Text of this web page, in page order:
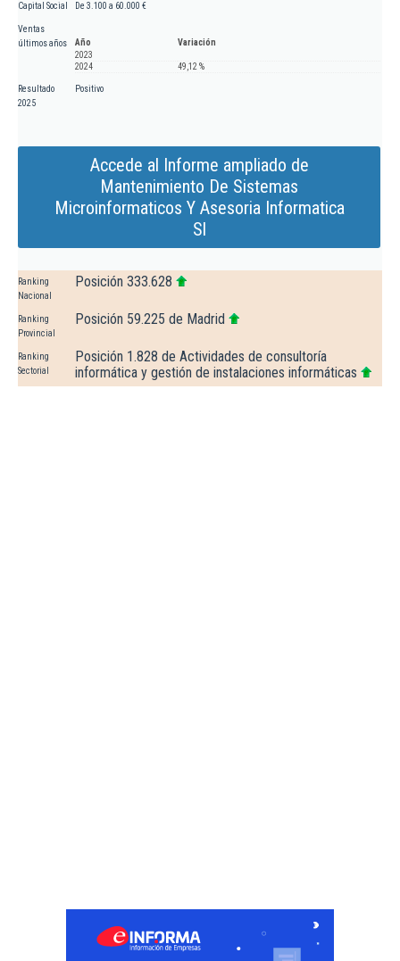
Capital Social De 3.100 a 60.000 €
Ventas
últimos años
Año
Variación
2023
2024
49,12 %
Resultado
2025
Positivo
Accede al Informe ampliado de
Mantenimiento De Sistemas
Microinformaticos Y Asesoria Informatica
Sl
Ranking
Nacional
Posición 333.628
Ranking
Provincial
Posición 59.225 de Madrid
Ranking
Sectorial
Posición 1.828 de Actividades de consultoría
informática y gestión de instalaciones informáticas